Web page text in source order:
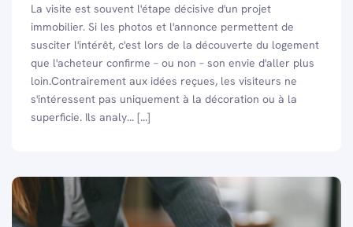
La visite est souvent l'étape décisive d'un projet
immobilier. Si les photos et l'annonce permettent de
susciter l'intérêt, c'est lors de la découverte du logement
que l'acheteur confirme – ou non – son envie d'aller plus
loin.Contrairement aux idées reçues, les visiteurs ne
s'intéressent pas uniquement à la décoration ou à la
superficie. Ils analy... [...]